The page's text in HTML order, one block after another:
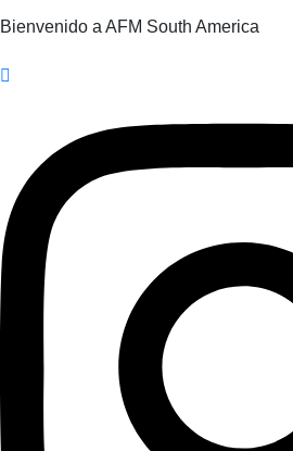
Bienvenido a AFM South America